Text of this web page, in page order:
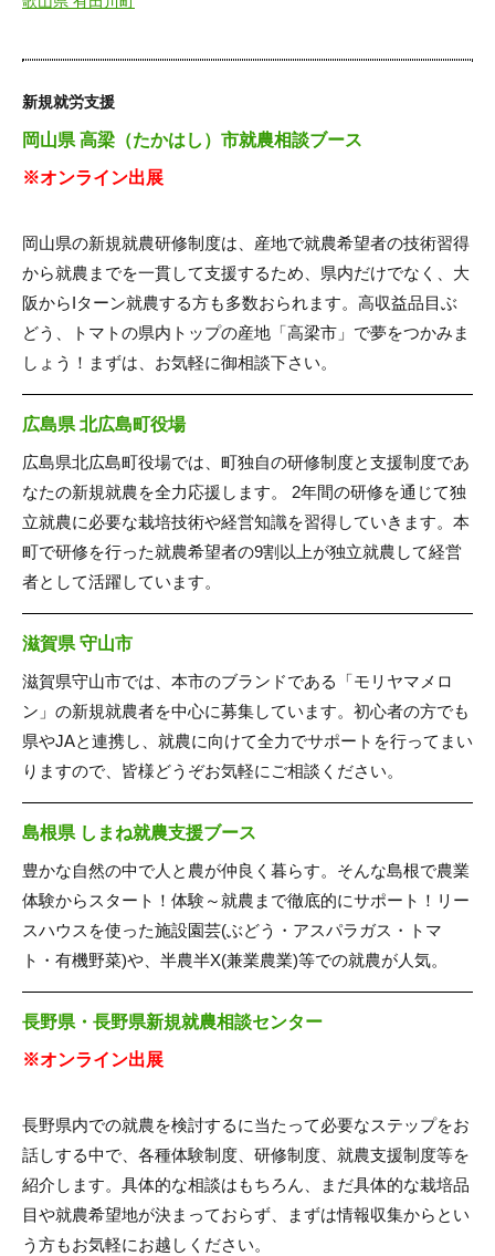
新規就労支援
岡山県 高梁（たかはし）市就農相談ブース
※オンライン出展
岡山県の新規就農研修制度は、産地で就農希望者の技術習得
から就農までを一貫して支援するため、県内だけでなく、大
阪からIターン就農する方も多数おられます。高収益品目ぶ
どう、トマトの県内トップの産地「高梁市」で夢をつかみま
しょう！まずは、お気軽に御相談下さい。
広島県 北広島町役場
広島県北広島町役場では、町独自の研修制度と支援制度であ
なたの新規就農を全力応援します。 2年間の研修を通じて独
立就農に必要な栽培技術や経営知識を習得していきます。本
町で研修を行った就農希望者の9割以上が独立就農して経営
者として活躍しています。
滋賀県 守山市
滋賀県守山市では、本市のブランドである「モリヤマメロ
ン」の新規就農者を中心に募集しています。初心者の方でも
県やJAと連携し、就農に向けて全力でサポートを行ってまい
りますので、皆様どうぞお気軽にご相談ください。
島根県 しまね就農支援ブース
豊かな自然の中で人と農が仲良く暮らす。そんな島根で農業
体験からスタート！体験～就農まで徹底的にサポート！リー
スハウスを使った施設園芸(ぶどう・アスパラガス・トマ
ト・有機野菜)や、半農半X(兼業農業)等での就農が人気。
長野県・長野県新規就農相談センター
※オンライン出展
長野県内での就農を検討するに当たって必要なステップをお
話しする中で、各種体験制度、研修制度、就農支援制度等を
紹介します。具体的な相談はもちろん、まだ具体的な栽培品
目や就農希望地が決まっておらず、まずは情報収集からとい
う方もお気軽にお越しください。